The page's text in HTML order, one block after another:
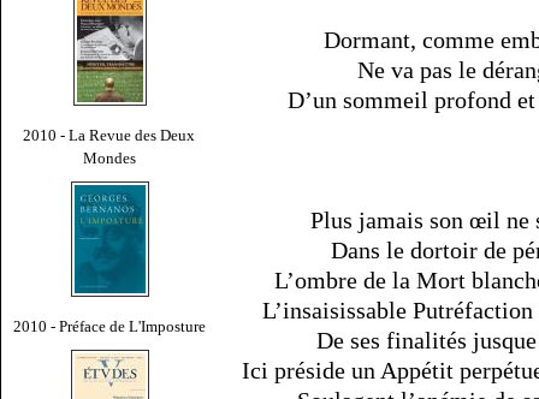
2010 - La Revue des Deux
Mondes
2010 - Préface de L'Imposture
Dormant, comme
Ne va pas le
D’un sommeil profond
Plus jamais son œil ne
Dans le dortoir de
L’ombre de la Mort
L’insaisissable
De ses finalités
Ici préside un Appétit